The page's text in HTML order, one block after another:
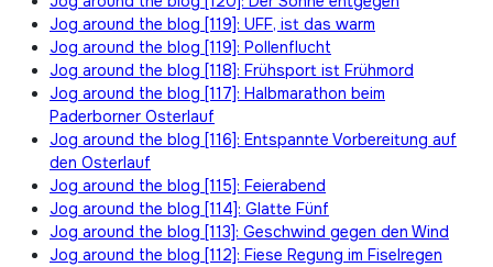
Jog around the blog [119]: UFF, ist das warm
Jog around the blog [119]: Pollenflucht
Jog around the blog [118]: Frühsport ist Frühmord
Jog around the blog [117]: Halbmarathon beim
Paderborner Osterlauf
Jog around the blog [116]: Entspannte Vorbereitung auf
den Osterlauf
Jog around the blog [115]: Feierabend
Jog around the blog [114]: Glatte Fünf
Jog around the blog [113]: Geschwind gegen den Wind
Jog around the blog [112]: Fiese Regung im Fiselregen